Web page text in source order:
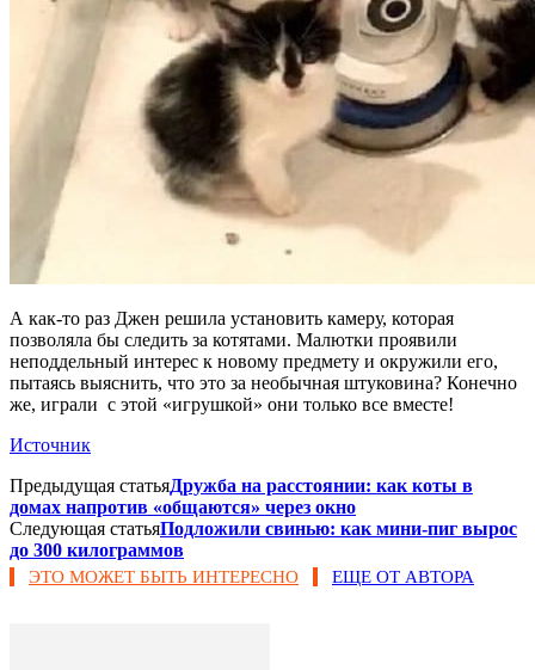
А как-то раз Джен решила установить камеру, которая
позволяла бы следить за котятами. Малютки проявили
неподдельный интерес к новому предмету и окружили его,
пытаясь выяснить, что это за необычная штуковина? Конечно
же, играли с этой «игрушкой» они только все вместе!
Источник
Предыдущая статьяДружба на расстоянии: как коты в
домах напротив «общаются» через окно
Следующая статьяПодложили свинью: как мини-пиг вырос
до 300 килограммов
ЭТО МОЖЕТ БЫТЬ ИНТЕРЕСНО ЕЩЕ ОТ АВТОРА